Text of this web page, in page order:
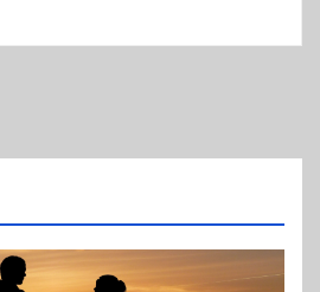
richtige
Entscheidung